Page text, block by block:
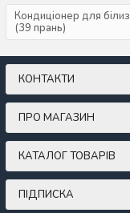
Кондиціонер для
(39 прань)
КОНТАКТИ
ПРО МАГАЗИН
КАТАЛОГ ТОВАРІВ
ПІДПИСКА